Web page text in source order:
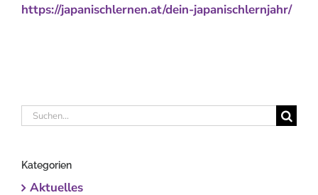
https://japanischlernen.at/dein-japanischlernjahr/
Suche
Kategorien
Aktuelles